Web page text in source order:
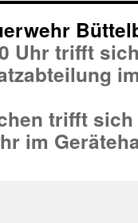
Uhr trifft
trifft
im